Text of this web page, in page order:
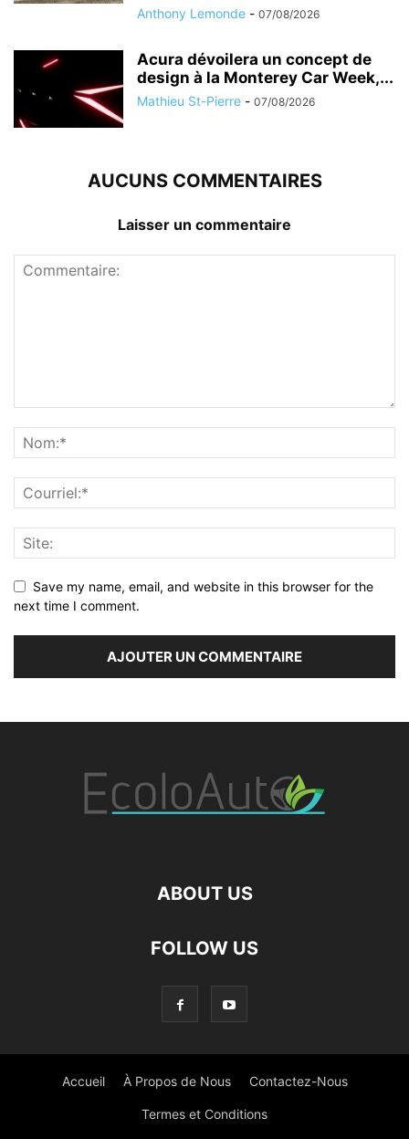
Anthony Lemonde - 07/08/2026
Acura dévoilera un concept de
design à la Monterey Car Week,...
Mathieu St-Pierre - 07/08/2026
AUCUNS COMMENTAIRES
Laisser un commentaire
Save my name, email, and website in this browser for the
next time I comment.
ABOUT US
FOLLOW US
Accueil À Propos de Nous Contactez-Nous
Termes et Conditions